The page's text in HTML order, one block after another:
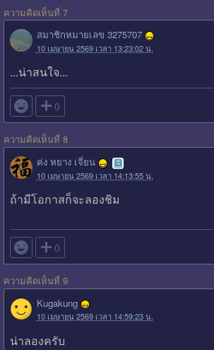
ความคิดเห็นที่ 7
สมาชิกหมายเลข 3275707
10 เมษายน 2569 เวลา 13:23:02 น.
...น่าสนใจ...
 0
ความคิดเห็นที่ 8
ค่ง หยาง เจี่ยน
10 เมษายน 2569 เวลา 14:13:55 น.
ถ้ามีโอกาสก็จะลองชิม
 0
ความคิดเห็นที่ 9
Kugakung
10 เมษายน 2569 เวลา 14:59:23 น.
น่าลองครับ